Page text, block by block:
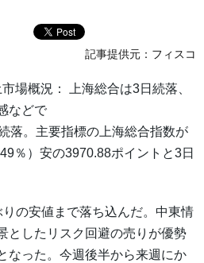
記事提供元： フィスコ
場概況： 上海総合は3日続落、
などで
落。主要指標の上海総合指数が
％）安の3970.88ポイントと3日
りの安値まで落ち込んだ。中東情
としたリスク回避の売りが優勢
なった。今週後半から来週にか